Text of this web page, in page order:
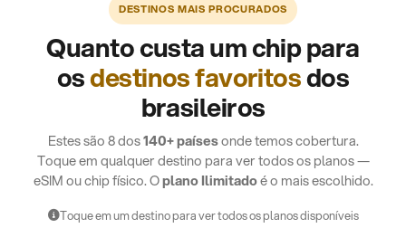
DESTINOS MAIS PROCURADOS
Quanto custa um chip para
osdestinos favoritosdos
brasileiros
Estes são 8 dos140+ paísesonde temos cobertura.
Toque em qualquer destino para ver todos os planos —
eSIM ou chip físico. Oplano Ilimitadoé o mais escolhido.
Toque em um destino para ver todos os planos disponíveis